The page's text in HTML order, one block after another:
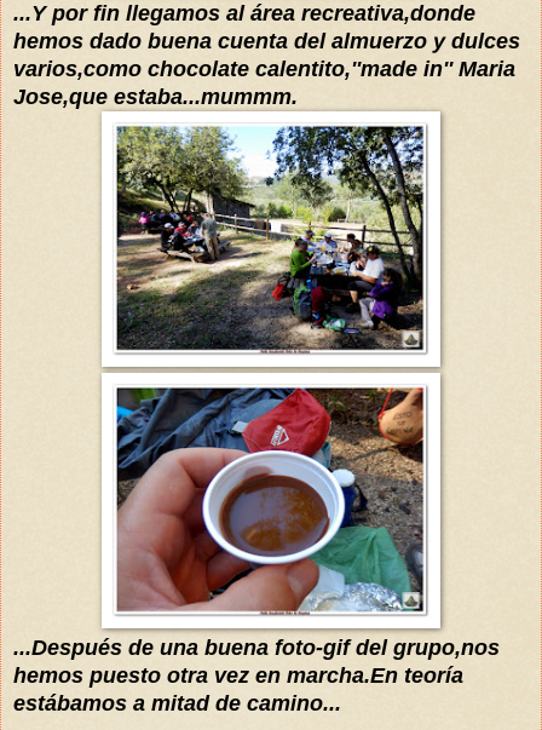
...Y por fin llegamos al área recreativa,donde
hemos dado buena cuenta del almuerzo y dulces
varios,como chocolate calentito,''made in'' Maria
Jose,que estaba...mummm.
...Después de una buena foto-gif del grupo,nos
hemos puesto otra vez en marcha.En teoría
estábamos a mitad de camino...